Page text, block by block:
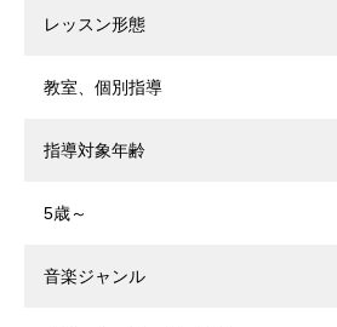
レッスン形態
教室、個別指導
指導対象年齢
5歳～
音楽ジャンル